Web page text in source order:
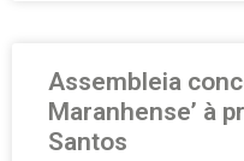
Assembleia
Maranhense’ à
Santos